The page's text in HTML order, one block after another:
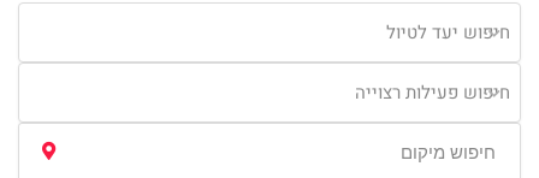
חיפוש יעד לטיול
חיפוש פעילות רצוייה